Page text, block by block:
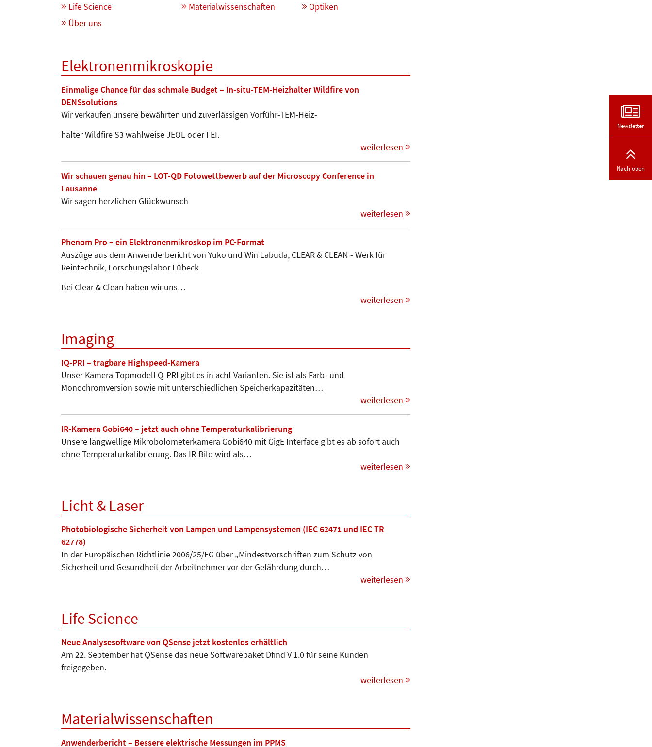
Life Science
Materialwissenschaften
Optiken
Über uns
Elektronenmikroskopie
Einmalige Chance für das schmale Budget – In-situ-TEM-Heizhalter Wildfire von
DENSsolutions
Wir verkaufen unsere bewährten und zuverlässigen Vorführ-TEM-Heiz-­­­­
halter Wildfire S3 wahlweise JEOL oder FEI.
weiterlesen
Wir schauen genau hin – LOT-QD Fotowettbewerb auf der Microscopy Conference in
Lausanne
Wir sagen herzlichen Glückwunsch
weiterlesen
Phenom Pro – ein Elektronenmikroskop im PC-Format
Auszüge aus dem Anwenderbericht von Yuko und Win Labuda, CLEAR & CLEAN - Werk für
Reintechnik, Forschungslabor Lübeck
Bei Clear & Clean haben wir uns…
weiterlesen
Imaging
IQ-PRI – tragbare Highspeed-Kamera
Unser Kamera-Topmodell Q-PRI gibt es in acht Varianten. Sie ist als Farb- und
Monochromversion sowie mit unterschiedlichen Speicherkapazitäten…
weiterlesen
IR-Kamera Gobi640 – jetzt auch ohne Temperaturkalibrierung
Unsere langwellige Mikrobolometer­kamera Gobi640 mit GigE Inter­face gibt es ab sofort auch
ohne Tem­peraturkalibrierung. Das IR-Bild wird als…
weiterlesen
Licht & Laser
Photobiologische Sicherheit von Lampen und Lampensystemen (IEC 62471 und IEC TR
62778)
In der Europäischen Richtlinie 2006/25/EG über „Mindestvorschriften zum Schutz von
Sicherheit und Gesundheit der Arbeitnehmer vor der Gefährdung durch…
weiterlesen
Life Science
Neue Analysesoftware von QSense jetzt kostenlos erhältlich
Am 22. September hat QSense das neue Softwarepaket Dfind V 1.0 für seine Kunden
freigegeben.
weiterlesen
Materialwissenschaften
Anwenderbericht – Bessere elektrische Messungen im PPMS
Newsletter
Nach oben